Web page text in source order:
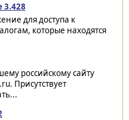
3.428
для доступа к
которые находятся
российскому сайту
Присутствует